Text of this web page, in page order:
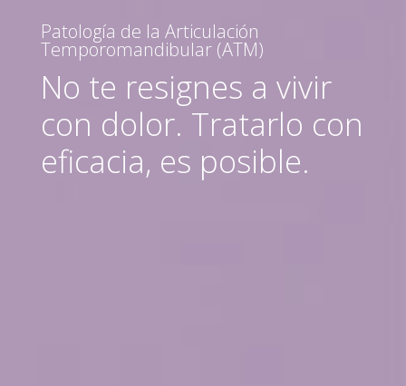
Patología de la Articulación
Temporomandibular (ATM)
No te resignes a vivir
con dolor. Tratarlo con
eficacia, es posible.